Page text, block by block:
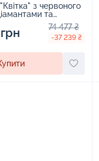
з червоного
та
74 477 ₴
-37 239 ₴